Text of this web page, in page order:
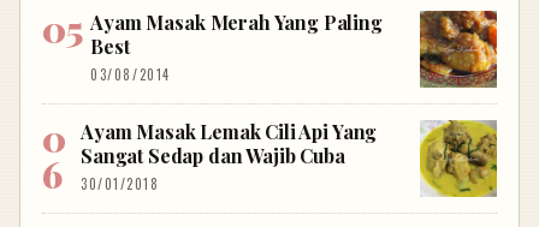
Ayam Masak Merah Yang Paling
Best
03/08/2014
Ayam Masak Lemak Cili Api Yang
Sangat Sedap dan Wajib Cuba
30/01/2018